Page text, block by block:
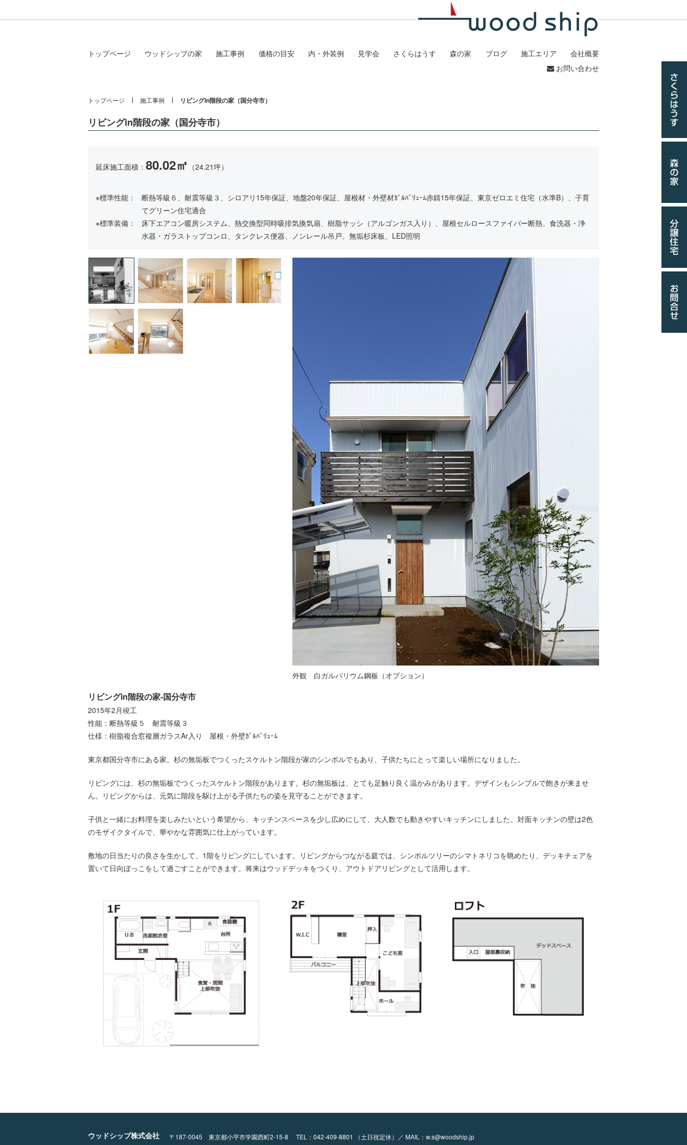
トップページ ウッドシップの家 施工事例 価格の目安 内・外装例 見学会 さくらはうす 森の家 ブログ 施工エリア
会社概要
お問い合わせ
トップページ 施工事例 リビングin階段の家（国分寺市）
リビングin階段の家（国分寺市）
延床施工面積： 80.02㎡ （24.21坪）
※標準性能：
断熱等級６、耐震等級３、シロアリ15年保証、地盤20年保証、屋根材・外壁材ｶﾞﾙﾊﾞﾘｭｰﾑ赤錆15年保証、東京ゼロエミ住宅（水準B）、子育
てグリーン住宅適合
※標準装備：
床下エアコン暖房システム、熱交換型同時吸排気換気扇、樹脂サッシ（アルゴンガス入り）、屋根セルロースファイバー断熱、食洗器・浄
水器・ガラストップコンロ、タンクレス便器、ノンレール吊戸、無垢杉床板、LED照明
外観 白ガルバリウム鋼板（オプション）
リビングin階段の家-国分寺市
2015年2月竣工
性能：断熱等級５ 耐震等級３
仕様：樹脂複合窓複層ガラスAr入り 屋根・外壁ｶﾞﾙﾊﾞﾘｭｰﾑ
東京都国分寺市にある家。杉の無垢板でつくったスケルトン階段が家のシンボルでもあり、子供たちにとって楽しい場所になりました。
リビングには、杉の無垢板でつくったスケルトン階段があります。杉の無垢板は、とても足触り良く温かみがあります。デザインもシンプルで飽きが来ませ
ん。リビングからは、元気に階段を駆け上がる子供たちの姿を見守ることができます。
子供と一緒にお料理を楽しみたいという希望から、キッチンスペースを少し広めにして、大人数でも動きやすいキッチンにしました。対面キッチンの壁は2色
のモザイクタイルで、華やかな雰囲気に仕上がっています。
敷地の日当たりの良さを生かして、1階をリビングにしています。リビングからつながる庭では、シンボルツリーのシマトネリコを眺めたり、デッキチェアを
置いて日向ぼっこをして過ごすことができます。将来はウッドデッキをつくり、アウトドアリビングとして活用します。
ウッドシップ株式会社 〒187-0045 東京都小平市学園西町2-15-8 TEL： 042-409-8801 （土日祝定休）／ MAIL： w.s@woodship.jp